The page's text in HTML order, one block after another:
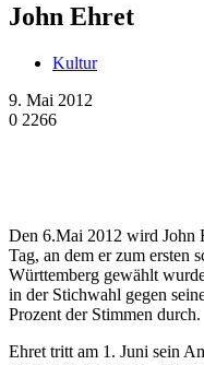
John Ehret
Kultur
9. Mai 2012
0 2266
Den 6.Mai 2012 wird John
Tag, an dem er zum ersten
Württemberg gewählt
in der Stichwahl gegen
Prozent der Stimmen durch.
Ehret tritt am 1. Juni sein